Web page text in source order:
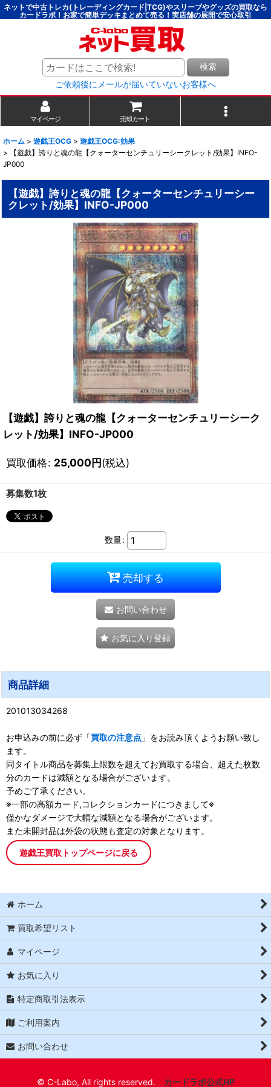
ネットで中古トレカ(トレーディングカード|TCG)やスリーブやグッズの買取なら
カードラボ！お家で簡単デッキまとめて売る！実店舗の展開で安心取引
検索
ご依頼後にメールが届いていないお客様へ
マイページ 売却カート
ホーム > 遊戯王OCG > 遊戯王OCG:効果
>
【遊戯】誇りと魂の龍【クォーターセンチュリーシークレット/効果】INFO-
JP000
【遊戯】誇りと魂の龍【クォーターセンチュリーシー
クレット/効果】INFO-JP000
【遊戯】誇りと魂の龍【クォーターセンチュリーシーク
レット/効果】INFO-JP000
買取価格: 25,000円(税込)
募集数1枚
数量:
売却する
お問い合わせ
お気に入り登録
商品詳細
201013034268
お申込みの前に必ず「買取の注意点 」をお読み頂くようお願い致し
ます。
同タイトル商品を募集上限数を超えてお買取する場合、超えた枚数
分のカードは減額となる場合がございます。
予めご了承ください。
※一部の高額カード,コレクションカードにつきまして※
僅かなダメージで大幅な減額となる場合がございます。
また未開封品は外袋の状態も査定の対象となります。
遊戯王買取トップページに戻る
ホーム
買取希望リスト
マイページ
お気に入り
特定商取引法表示
ご利用案内
お問い合わせ
© C-Labo, All rights reserved. カードラボ公式HP